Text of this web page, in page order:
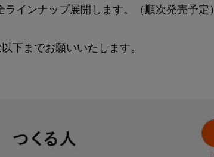
インナップ展開します。（順次発売予定）
下までお願いいたします。